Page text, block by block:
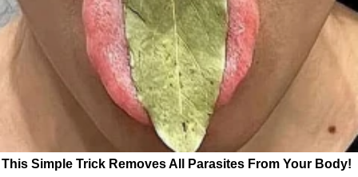
This Simple Trick Removes All Parasites From Your Body!